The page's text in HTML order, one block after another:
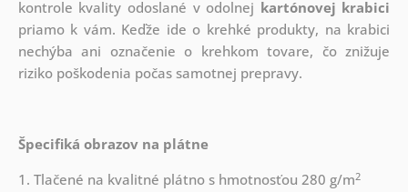
kontrole kvality odoslané v odolnej kartónovej krabici
priamo k vám. Keďže ide o krehké produkty, na krabici
nechýba ani označenie o krehkom tovare, čo znižuje
riziko poškodenia počas samotnej prepravy.
Špecifiká obrazov na plátne
1. Tlačené na kvalitné plátno s hmotnosťou 280 g/m2